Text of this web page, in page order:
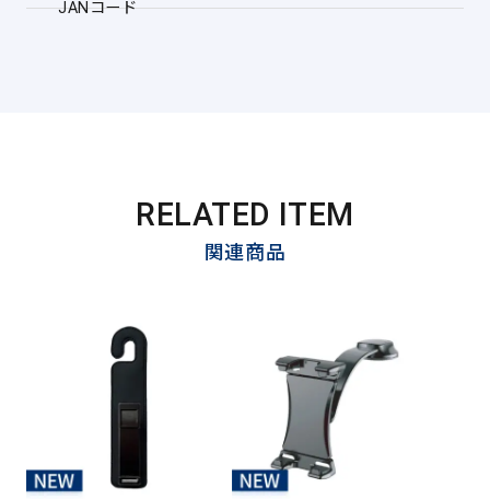
JANコード
RELATED ITEM
関連商品